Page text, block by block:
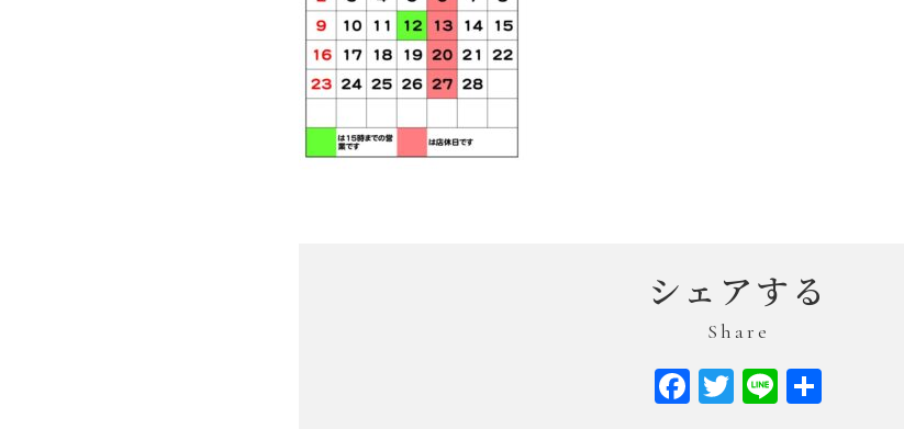
シェアする
Share
Facebook
Twitter
Line